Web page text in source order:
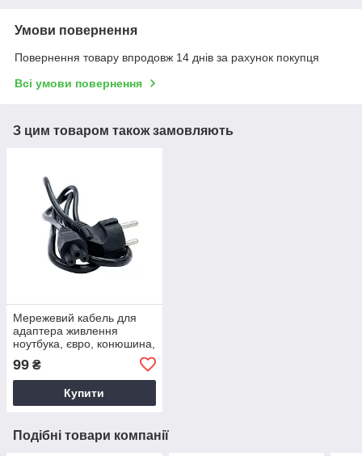
Умови повернення
Повернення товару впродовж 14 днів за рахунок покупця
Всі умови повернення
З цим товаром також замовляють
Мережевий кабель для
адаптера живлення
ноутбука, євро, конюшина,
99 ₴
Купити
Подібні товари компанії